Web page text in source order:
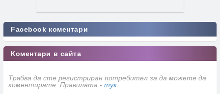
Facebook коментари
Коментари в сайта
Трябва да сте регистриран потребител за да можете да
коментирате. Правилата - тук